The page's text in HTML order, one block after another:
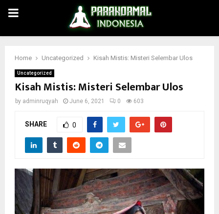
PRIMARY
MENU
Home Uncategorized Kisah Mistis: Misteri Selembar Ulos
Uncategorized
Kisah Mistis: Misteri Selembar Ulos
by adminruqyah June 6, 2021 0 603
SHARE 0